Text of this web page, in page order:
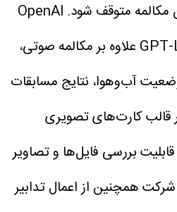
متوقف شود. OpenAI
اعلام کرده است که GPT-Live-1 علاوه بر مکالمه صوتی،
آب‌وهوا، نتایج مسابقات
قالب کارت‌های تصویری
بررسی فایل‌ها و تصاویر
همچنین از اعمال تدابیر